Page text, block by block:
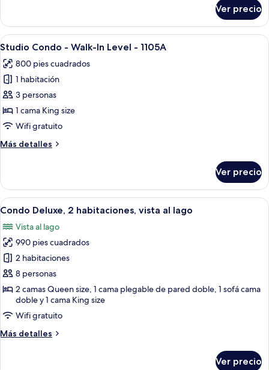
Deluxe,
cama
size,
vista
al
lago
Ver precio
Abrir
todas
las
fotos
de
Studio
Condo
Walk-
1105A
Un dormitorio con una cama, un
8
Studio Condo - Walk-In Level - 1105A
800 pies cuadrados
1 habitación
3 personas
1 cama King size
Wifi gratuito
Más detalles
Más
Condo
Walk-
Level
1105A
Ver precio
Abrir
todas
las
fotos
de
Condo
Deluxe,
habitaciones,
vista
al
Un dormitorio con dos camas, un
24
Condo Deluxe, 2 habitaciones, vista al lago
Vista al lago
990 pies cuadrados
2 habitaciones
8 personas
2 camas Queen size, 1 cama plegable de pared doble, 1 sofá cama
doble y 1 cama King size
Wifi gratuito
Más detalles
Más
Ver precio